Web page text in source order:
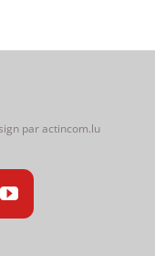
par actincom.lu
YouTube